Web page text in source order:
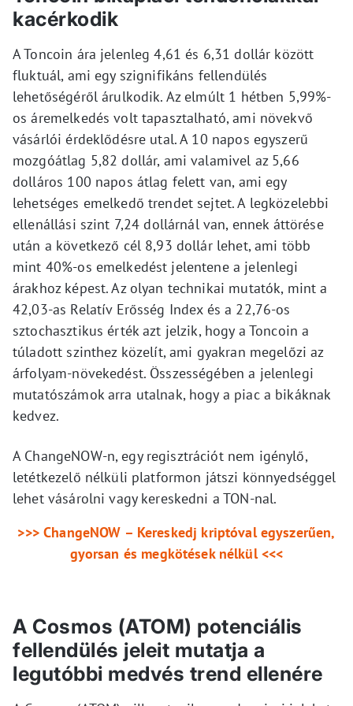
kacérkodik
A Toncoin ára jelenleg 4,61 és 6,31 dollár között
fluktuál, ami egy szignifikáns fellendülés
lehetőségéről árulkodik. Az elmúlt 1 hétben 5,99%-
os áremelkedés volt tapasztalható, ami növekvő
vásárlói érdeklődésre utal. A 10 napos egyszerű
mozgóátlag 5,82 dollár, ami valamivel az 5,66
dolláros 100 napos átlag felett van, ami egy
lehetséges emelkedő trendet sejtet. A legközelebbi
ellenállási szint 7,24 dollárnál van, ennek áttörése
után a következő cél 8,93 dollár lehet, ami több
mint 40%-os emelkedést jelentene a jelenlegi
árakhoz képest. Az olyan technikai mutatók, mint a
42,03-as Relatív Erősség Index és a 22,76-os
sztochasztikus érték azt jelzik, hogy a Toncoin a
túladott szinthez közelít, ami gyakran megelőzi az
árfolyam-növekedést. Összességében a jelenlegi
mutatószámok arra utalnak, hogy a piac a bikáknak
kedvez.
A ChangeNOW-n, egy regisztrációt nem igénylő,
letétkezelő nélküli platformon játszi könnyedséggel
lehet vásárolni vagy kereskedni a TON-nal.
>>> ChangeNOW – Kereskedj kriptóval egyszerűen,
gyorsan és megkötések nélkül <<<
A Cosmos (ATOM) potenciális
fellendülés jeleit mutatja a
legutóbbi medvés trend ellenére